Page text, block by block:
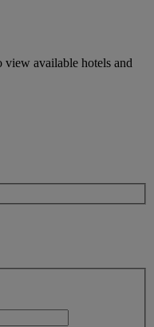
view available hotels and